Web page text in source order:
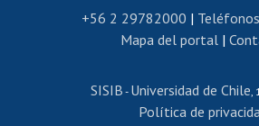
Revalidación y
Postulación al Programa de
Cursos de español
+56 2 29782000 |
Mapa del portal|
SISIB - Universidad de Chile,
Política de